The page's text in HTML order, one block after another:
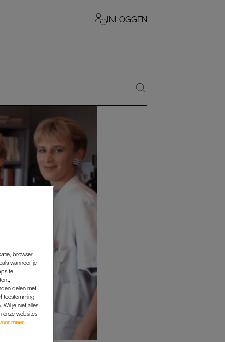
INLOGGEN
browser
wanneer je
te
delen met
toestemming
Wil je niet alles
onze websites
meer